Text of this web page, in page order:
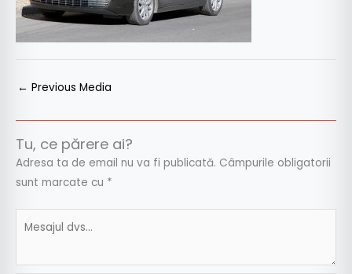
← Previous Media
Tu, ce părere ai?
Adresa ta de email nu va fi publicată. Câmpurile obligatorii
sunt marcate cu *